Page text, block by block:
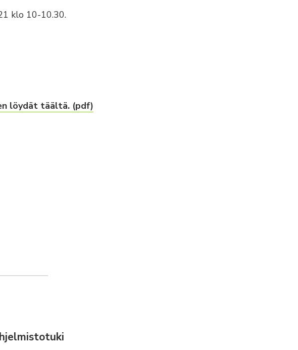
klo 10-10.30.
löydät täältä. (pdf)